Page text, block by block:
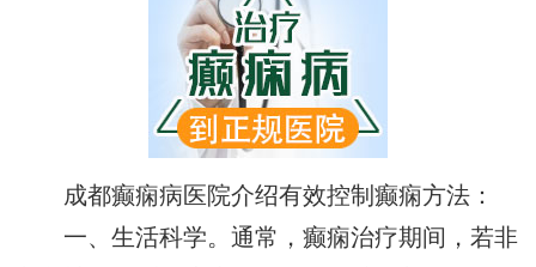
成都癫痫病医院介绍有效控制癫痫方法：
一、生活科学。通常，癫痫治疗期间，若非